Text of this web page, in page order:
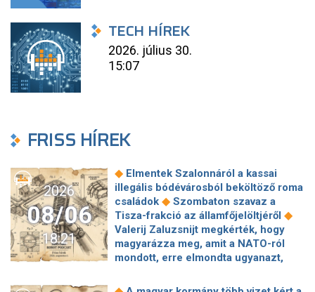
TECH HÍREK
2026. július 30.
15:07
FRISS HÍREK
2026
08/06
18:21
◆ Elmentek Szalonnáról a kassai
illegális bódévárosból beköltöző roma
családok ◆ Szombaton szavaz a
Tisza-frakció az államfőjelöltjéről ◆
Valerij Zaluzsnijt megkérték, hogy
magyarázza meg, amit a NATO-ról
mondott, erre elmondta ugyanazt,
kötött szerződéseket a HM cége a